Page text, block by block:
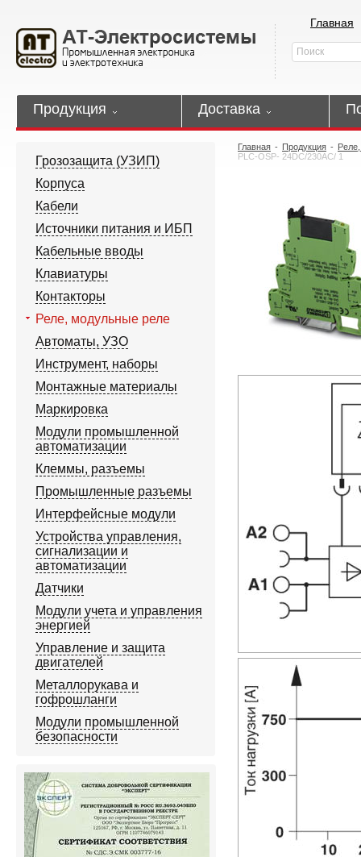
Главная
Продукция Доставка
Грозозащита (УЗИП)
Корпуса
Кабели
Источники питания и ИБП
Кабельные вводы
Клавиатуры
Контакторы
Реле, модульные реле
Автоматы, УЗО
Инструмент, наборы
Монтажные материалы
Маркировка
Модули промышленной
автоматизации
Клеммы, разъемы
Промышленные разъемы
Интерфейсные модули
Устройства управления,
сигнализации и
автоматизации
Датчики
Модули учета и управления
энергией
Управление и защита
двигателей
Металлорукава и
гофрошланги
Модули промышленной
безопасности
Главная - Продукция -
PLC-OSP- 24DC/230AC/ 1